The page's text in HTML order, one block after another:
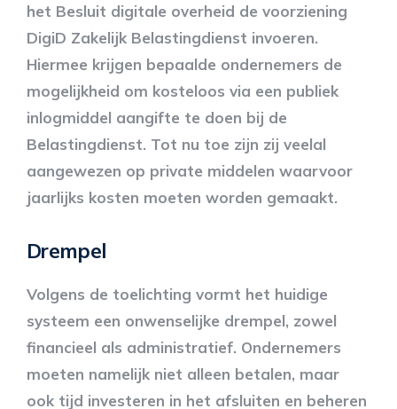
het Besluit digitale overheid de voorziening
DigiD Zakelijk Belastingdienst invoeren.
Hiermee krijgen bepaalde ondernemers de
mogelijkheid om kosteloos via een publiek
inlogmiddel aangifte te doen bij de
Belastingdienst. Tot nu toe zijn zij veelal
aangewezen op private middelen waarvoor
jaarlijks kosten moeten worden gemaakt.
Drempel
Volgens de toelichting vormt het huidige
systeem een onwenselijke drempel, zowel
financieel als administratief. Ondernemers
moeten namelijk niet alleen betalen, maar
ook tijd investeren in het afsluiten en beheren